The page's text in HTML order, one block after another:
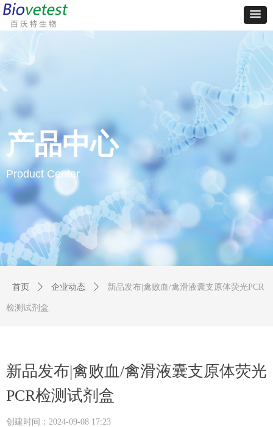
首页 ꄲ 企业动态 ꄲ 新品发布|禽败血/禽滑液囊支原体荧光PCR
检测试剂盒
新品发布|禽败血/禽滑液囊支原体荧光
PCR检测试剂盒
创建时间： 2024-09-08 17:23
产品中心
Product Center